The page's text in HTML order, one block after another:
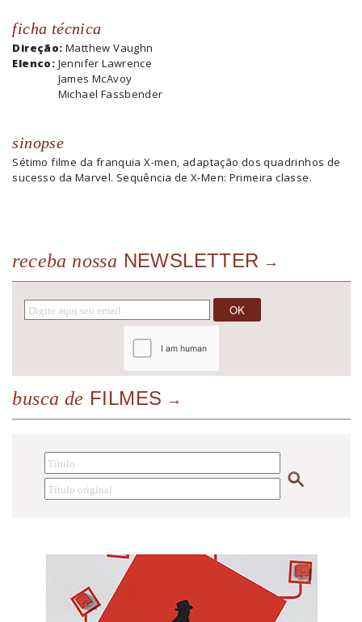
ficha técnica
Direção: Matthew Vaughn
Elenco: Jennifer Lawrence
James McAvoy
Michael Fassbender
sinopse
Sétimo filme da franquia X-men, adaptação dos quadrinhos de
sucesso da Marvel. Sequência de X-Men: Primeira classe.
receba nossa NEWSLETTER
busca de FILMES